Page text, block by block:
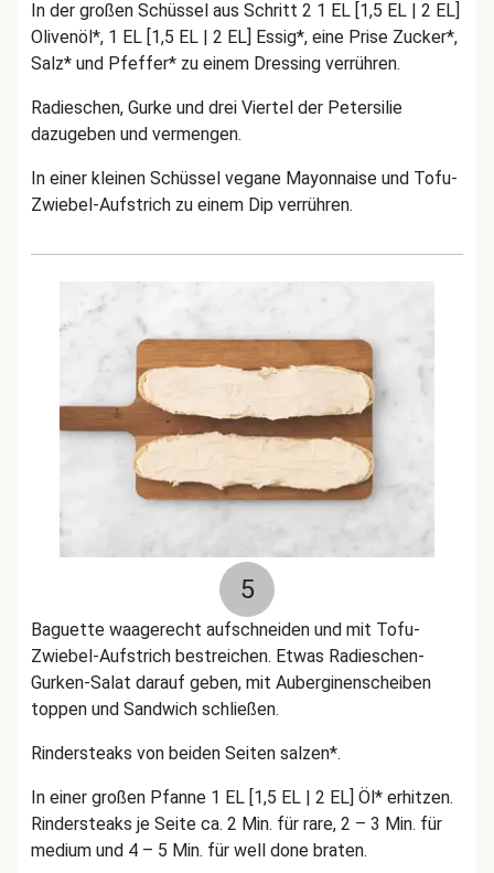
In der großen Schüssel aus Schritt 2 1 EL [1,5 EL | 2 EL]
Olivenöl*, 1 EL [1,5 EL | 2 EL] Essig*, eine Prise Zucker*,
Salz* und Pfeffer* zu einem Dressing verrühren.
Radieschen, Gurke und drei Viertel der Petersilie
dazugeben und vermengen.
In einer kleinen Schüssel vegane Mayonnaise und Tofu-
Zwiebel-Aufstrich zu einem Dip verrühren.
5
Baguette waagerecht aufschneiden und mit Tofu-
Zwiebel-Aufstrich bestreichen. Etwas Radieschen-
Gurken-Salat darauf geben, mit Auberginenscheiben
toppen und Sandwich schließen.
Rindersteaks von beiden Seiten salzen*.
In einer großen Pfanne 1 EL [1,5 EL | 2 EL] Öl* erhitzen.
Rindersteaks je Seite ca. 2 Min. für rare, 2 – 3 Min. für
medium und 4 – 5 Min. für well done braten.